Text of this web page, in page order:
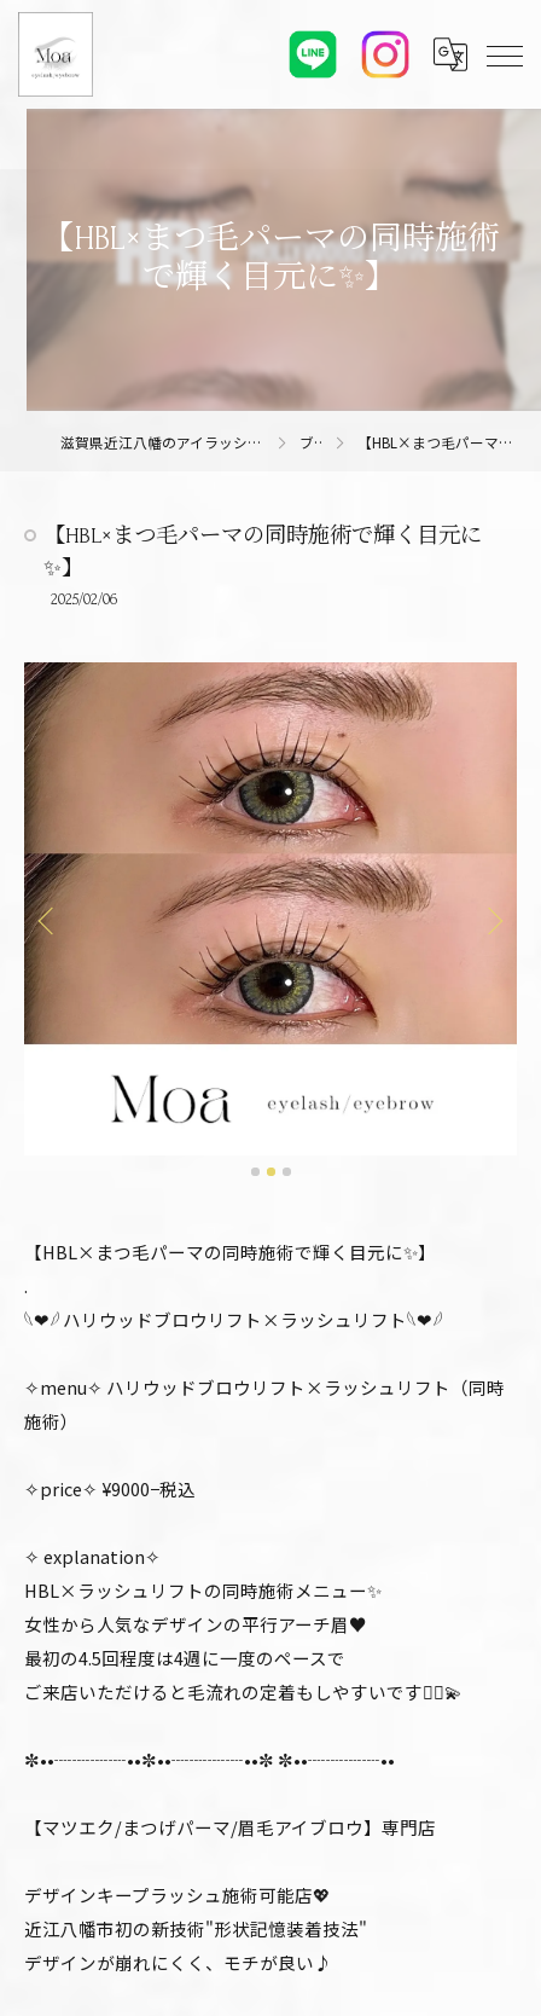
【HBL×まつ毛パーマの同時施術
で輝く目元に✨】
滋賀県近江八幡のアイラッシュサロンならMoa eyelash/eyebrow ブログ 【HBL×まつ毛パーマの同時施術で輝く目元に✨】
【HBL×まつ毛パーマの同時施術で輝く目元に
✨】
2025/02/06
【HBL×まつ毛パーマの同時施術で輝く目元に✨】
.
𓆩❤︎𓆪 ハリウッドブロウリフト×ラッシュリフト𓆩❤︎𓆪
✧menu✧ ハリウッドブロウリフト×ラッシュリフト（同時
施術）
✧price✧ ¥9000−税込
✧ explanation✧
HBL×ラッシュリフトの同時施術メニュー✨
女性から人気なデザインの平行アーチ眉♥️
最初の4.5回程度は4週に一度のペースで
ご来店いただけると毛流れの定着もしやすいです🙆‍♀️💫
✼••┈┈┈┈••✼••┈┈┈┈••✼ ✼••┈┈┈┈••
【マツエク/まつげパーマ/眉毛アイブロウ】専門店
デザインキープラッシュ施術可能店💖
近江八幡市初の新技術"形状記憶装着技法"
デザインが崩れにくく、モチが良い♪